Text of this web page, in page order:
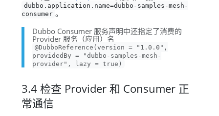
dubbo.application.name=dubbo-samples-mesh-
consumer 。
Dubbo Consumer 服务声明中还指定了消费的
Provider 服务（应用）名
@DubboReference(version = "1.0.0",
providedBy = "dubbo-samples-mesh-
provider", lazy = true)
3.4 检查 Provider 和 Consumer 正
常通信